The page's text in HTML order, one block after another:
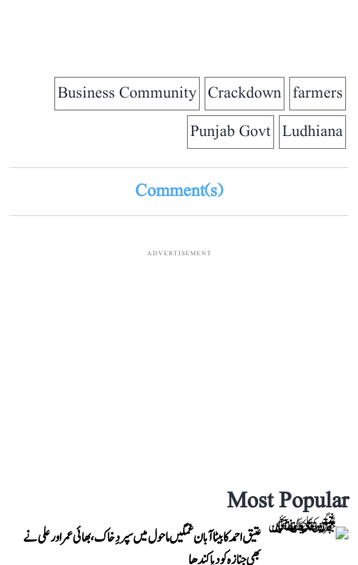
farmers
Crackdown
Business Community
Ludhiana
Punjab Govt
Comment(s)
ADVERTISEMENT
Most Popular
عتیق احمد کا بیٹا آبان غمگین ماحول میں سپردِ خاک، بھائی عمر اور علی نے
بھی جنازہ کو دیا کندھا